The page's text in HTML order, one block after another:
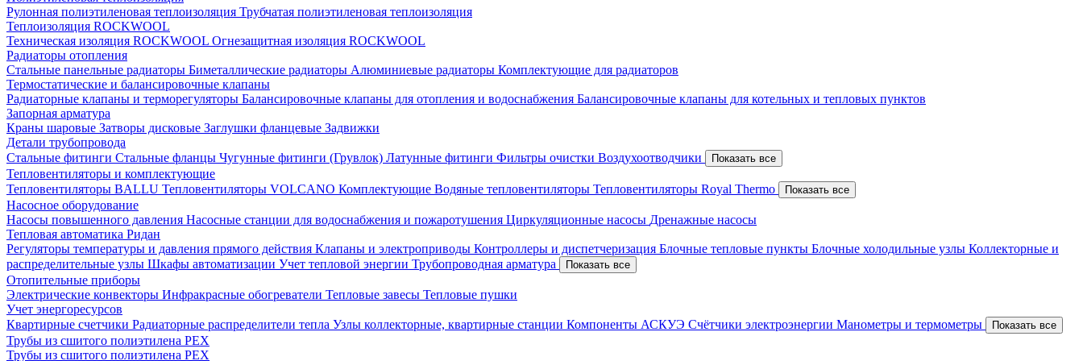
Рулонная полиэтиленовая теплоизоляция Трубчатая полиэтиленовая теплоизоляция
Теплоизоляция ROCKWOOL
Техническая изоляция ROCKWOOL Огнезащитная изоляция ROCKWOOL
Радиаторы отопления
Стальные панельные радиаторы Биметаллические радиаторы Алюминиевые радиаторы Комплектующие для радиаторов
Термостатические и балансировочные клапаны
Радиаторные клапаны и терморегуляторы Балансировочные клапаны для отопления и водоснабжения Балансировочные клапаны для котельных и тепловых пунктов
Запорная арматура
Краны шаровые Затворы дисковые Заглушки фланцевые Задвижки
Детали трубопровода
Стальные фитинги Стальные фланцы Чугунные фитинги (Грувлок) Латунные фитинги Фильтры очистки Воздухоотводчики Показать все
Тепловентиляторы и комплектующие
Тепловентиляторы BALLU Тепловентиляторы VOLCANO Комплектующие Водяные тепловентиляторы Тепловентиляторы Royal Thermo Показать все
Насосное оборудование
Насосы повышенного давления Насосные станции для водоснабжения и пожаротушения Циркуляционные насосы Дренажные насосы
Тепловая автоматика Ридан
Регуляторы температуры и давления прямого действия Клапаны и электроприводы Контроллеры и диспетчеризация Блочные тепловые пункты Блочные холодильные узлы Коллекторные и
распределительные узлы Шкафы автоматизации Учет тепловой энергии Трубопроводная арматура Показать все
Отопительные приборы
Электрические конвекторы Инфракрасные обогреватели Тепловые завесы Тепловые пушки
Учет энергоресурсов
Квартирные счетчики Радиаторные распределители тепла Узлы коллекторные, квартирные станции Компоненты АСКУЭ Счётчики электроэнергии Манометры и термометры Показать все
Трубы из сшитого полиэтилена PEX
Трубы из сшитого полиэтилена PEX